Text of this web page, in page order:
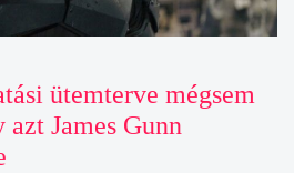
ütemterve mégsem
James Gunn